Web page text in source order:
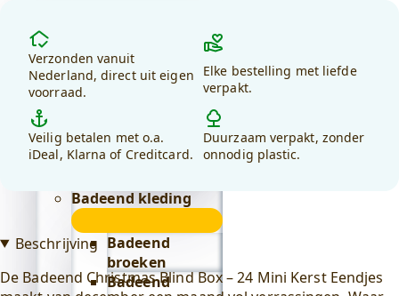
submenu
Badeend badtextiel
submenu
badtextiel
bekijken
Badeend kleding
Badeend
broeken
Badeend
Waarom
kiezen
voor
debadeend.nl?
Verzonden vanuit
Nederland, direct uit eigen
voorraad.
Elke bestelling met liefde
verpakt.
Veilig betalen met o.a.
iDeal, Klarna of Creditcard.
Duurzaam verpakt, zonder
onnodig plastic.
Beschrijving
De Badeend Christmas Blind Box – 24 Mini Kerst Eendjes